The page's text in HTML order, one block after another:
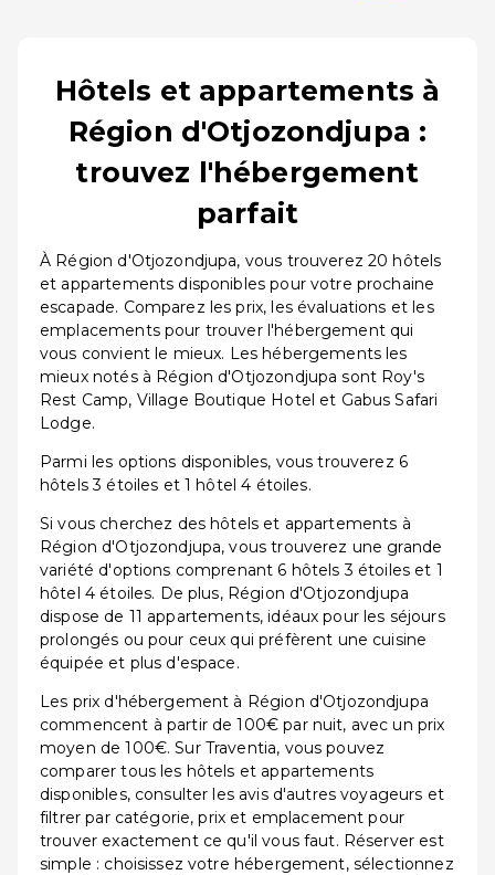
Hôtels et appartements à
Région d'Otjozondjupa :
trouvez l'hébergement
parfait
À Région d'Otjozondjupa, vous trouverez 20 hôtels
et appartements disponibles pour votre prochaine
escapade. Comparez les prix, les évaluations et les
emplacements pour trouver l'hébergement qui
vous convient le mieux. Les hébergements les
mieux notés à Région d'Otjozondjupa sont Roy's
Rest Camp, Village Boutique Hotel et Gabus Safari
Lodge.
Parmi les options disponibles, vous trouverez 6
hôtels 3 étoiles et 1 hôtel 4 étoiles.
Si vous cherchez des hôtels et appartements à
Région d'Otjozondjupa, vous trouverez une grande
variété d'options comprenant 6 hôtels 3 étoiles et 1
hôtel 4 étoiles. De plus, Région d'Otjozondjupa
dispose de 11 appartements, idéaux pour les séjours
prolongés ou pour ceux qui préfèrent une cuisine
équipée et plus d'espace.
Les prix d'hébergement à Région d'Otjozondjupa
commencent à partir de 100€ par nuit, avec un prix
moyen de 100€. Sur Traventia, vous pouvez
comparer tous les hôtels et appartements
disponibles, consulter les avis d'autres voyageurs et
filtrer par catégorie, prix et emplacement pour
trouver exactement ce qu'il vous faut. Réserver est
simple : choisissez votre hébergement, sélectionnez